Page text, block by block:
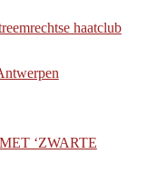
haatclub
‘ZWARTE